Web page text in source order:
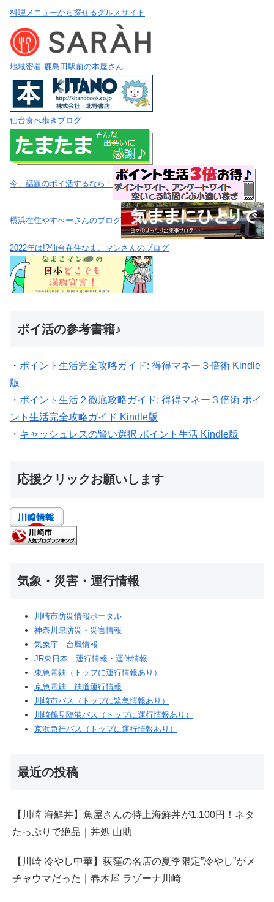
料理メニューから探せるグルメサイト
地域密着 鹿島田駅前の本屋さん
仙台食べ歩きブログ
今、話題のポイ活するなら！
横浜在住やすべーさんのブログ
2022年は!?仙台在住なまこマンさんのブログ
ポイ活の参考書籍♪
・ ポイント生活完全攻略ガイド: 得得マネー３倍術 Kindle
版
・ ポイント生活２徹底攻略ガイド: 得得マネー３倍術 ポイ
ント生活完全攻略ガイド Kindle版
・ キャッシュレスの賢い選択 ポイント生活 Kindle版
応援クリックお願いします
気象・災害・運行情報
川崎市防災情報ポータル
神奈川県防災・災害情報
気象庁｜台風情報
JR東日本｜運行情報・運休情報
東急電鉄（トップに運行情報あり）
京急電鉄｜鉄道運行情報
川崎市バス（トップに緊急情報あり）
川崎鶴見臨港バス（トップに運行情報あり）
京浜急行バス（トップに運行情報あり）
最近の投稿
【川崎 海鮮丼】魚屋さんの特上海鮮丼が1,100円！ネタ
たっぷりで絶品｜丼処 山助
【川崎 冷やし中華】荻窪の名店の夏季限定”冷やし”がメ
チャウマだった｜春木屋 ラゾーナ川崎